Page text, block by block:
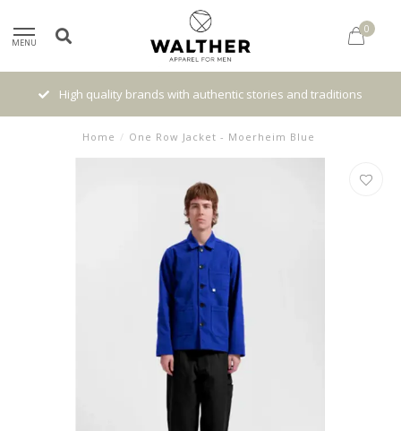
MENU
0
High quality brands with authentic stories and traditions
Home / One Row Jacket - Moerheim Blue